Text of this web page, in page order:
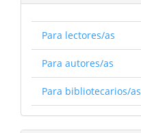
Para lectores/as
Para autores/as
Para bibliotecarios/as